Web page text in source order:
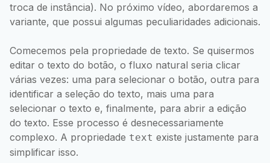
troca de instância). No próximo vídeo, abordaremos a
variante, que possui algumas peculiaridades adicionais.
Comecemos pela propriedade de texto. Se quisermos
editar o texto do botão, o fluxo natural seria clicar
várias vezes: uma para selecionar o botão, outra para
identificar a seleção do texto, mais uma para
selecionar o texto e, finalmente, para abrir a edição
do texto. Esse processo é desnecessariamente
complexo. A propriedade text existe justamente para
simplificar isso.